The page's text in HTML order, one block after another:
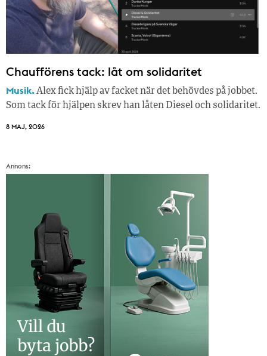
Chaufförens tack: låt om solidaritet
Musik.Alex fick hjälp av facket när det behövdes på jobbet.
Som tack för hjälpen skrev han låten Diesel och solidaritet.
8 MAJ, 2026
Annons: